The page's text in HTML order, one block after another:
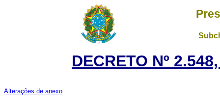
DECRETO Nº
Alterações de anexo